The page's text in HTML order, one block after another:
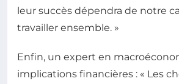
leur succès dépendra de notre
travailler ensemble. »
Enfin, un expert en
implications financières : « Les